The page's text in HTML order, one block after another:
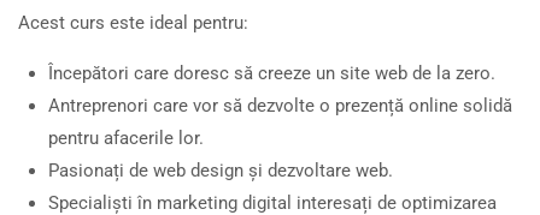
Acest curs este ideal pentru:
Începători care doresc să creeze un site web de la zero.
Antreprenori care vor să dezvolte o prezență online solidă
pentru afacerile lor.
Pasionați de web design și dezvoltare web.
Specialiști în marketing digital interesați de optimizarea